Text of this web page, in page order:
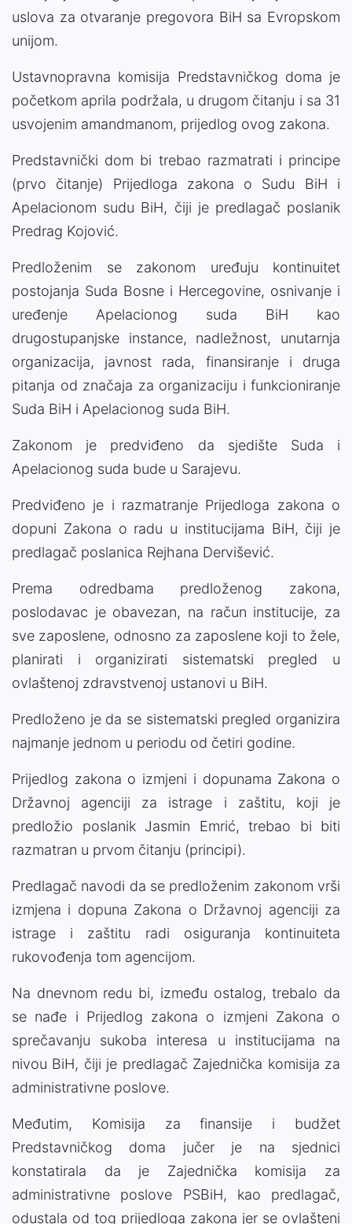
uslova za otvaranje pregovora BiH sa Evropskom
unijom.
Ustavnopravna komisija Predstavničkog doma je
početkom aprila podržala, u drugom čitanju i sa 31
usvojenim amandmanom, prijedlog ovog zakona.
Predstavnički dom bi trebao razmatrati i principe
(prvo čitanje) Prijedloga zakona o Sudu BiH i
Apelacionom sudu BiH, čiji je predlagač poslanik
Predrag Kojović.
Predloženim se zakonom uređuju kontinuitet
postojanja Suda Bosne i Hercegovine, osnivanje i
uređenje Apelacionog suda BiH kao
drugostupanjske instance, nadležnost, unutarnja
organizacija, javnost rada, finansiranje i druga
pitanja od značaja za organizaciju i funkcioniranje
Suda BiH i Apelacionog suda BiH.
Zakonom je predviđeno da sjedište Suda i
Apelacionog suda bude u Sarajevu.
Predviđeno je i razmatranje Prijedloga zakona o
dopuni Zakona o radu u institucijama BiH, čiji je
predlagač poslanica Rejhana Dervišević.
Prema odredbama predloženog zakona,
poslodavac je obavezan, na račun institucije, za
sve zaposlene, odnosno za zaposlene koji to žele,
planirati i organizirati sistematski pregled u
ovlaštenoj zdravstvenoj ustanovi u BiH.
Predloženo je da se sistematski pregled organizira
najmanje jednom u periodu od četiri godine.
Prijedlog zakona o izmjeni i dopunama Zakona o
Državnoj agenciji za istrage i zaštitu, koji je
predložio poslanik Jasmin Emrić, trebao bi biti
razmatran u prvom čitanju (principi).
Predlagač navodi da se predloženim zakonom vrši
izmjena i dopuna Zakona o Državnoj agenciji za
istrage i zaštitu radi osiguranja kontinuiteta
rukovođenja tom agencijom.
Na dnevnom redu bi, između ostalog, trebalo da
se nađe i Prijedlog zakona o izmjeni Zakona o
sprečavanju sukoba interesa u institucijama na
nivou BiH, čiji je predlagač Zajednička komisija za
administrativne poslove.
Međutim, Komisija za finansije i budžet
Predstavničkog doma jučer je na sjednici
konstatirala da je Zajednička komisija za
administrativne poslove PSBiH, kao predlagač,
odustala od tog prijedloga zakona jer se ovlašteni